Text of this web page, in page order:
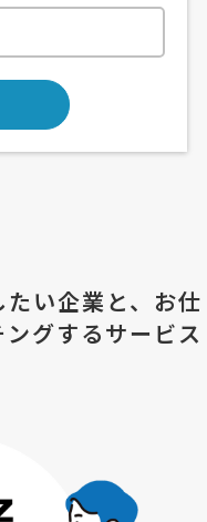
い企業と、 お仕
グするサービス